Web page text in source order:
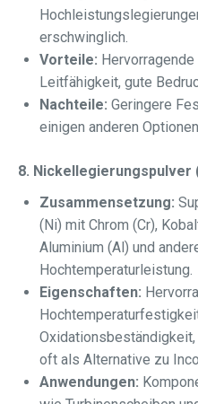
erschwinglich.
Vorteile:
Leitfähigkeit, gute
Nachteile: Geringere
einigen anderen
8. Nickellegierungspulver
Zusammensetzung:
(Ni) mit Chrom (Cr),
Aluminium (Al) und
Hochtemperaturleistung.
Eigenschaften:
oft als Alternative zu
Anwendungen: